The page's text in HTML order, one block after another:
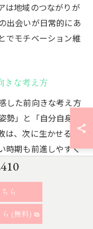
は地域のつながりが
出会いが日常的にあ
でモチベーション維
きな考え方
した前向きな考え方
」と「自分自身を
は、次に生かせる学
時期も前進しやすく
次の出会いでの対応
人と自分を比較しす
上のように地元密着
ら
(無料)